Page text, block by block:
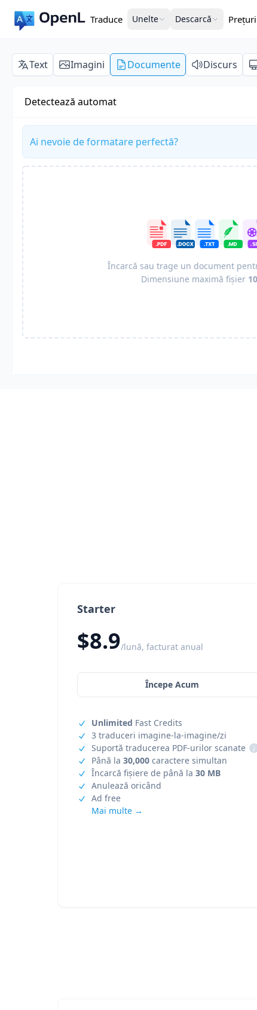
Traduce Unelte Descarcă Prețuri
Text Imagini Documente Discurs
Detectează automat
Ai nevoie de formatare perfectă?
Încarcă sau trage un document
Dimensiune maximă fișier 10
Starter
$8.9/lună, facturat anual
Începe Acum
Unlimited Fast Credits
3 traduceri imagine-la-imagine/zi
Suportă traducerea PDF-urilor scanate
i
Până la 30,000 caractere simultan
Încarcă fișiere de până la 30 MB
Anulează oricând
Ad free
Mai multe →